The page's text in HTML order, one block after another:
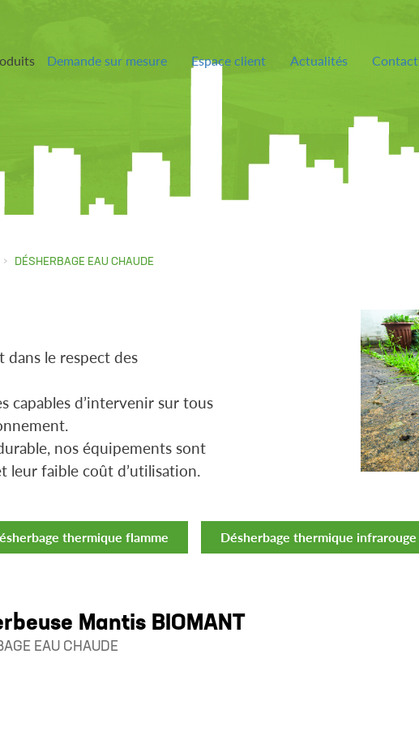
Demande sur mesure Espace client Actualités Contact
DÉSHERBAGE EAU CHAUDE
dans le respect des
capables d’intervenir sur tous
nos équipements sont
leur faible coût d’utilisation.
thermique flamme Désherbage thermique infrarouge
Mantis BIOMANT
EAU CHAUDE